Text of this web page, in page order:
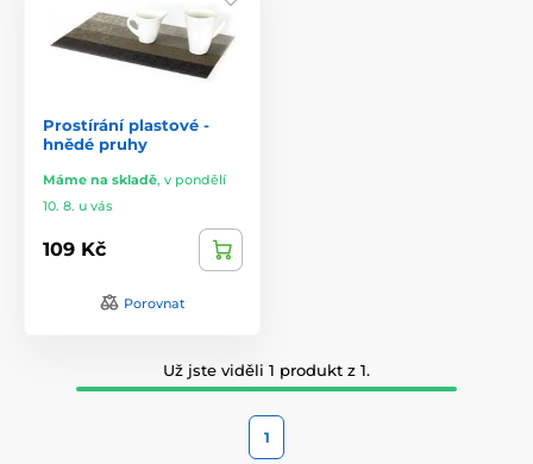
Prostírání plastové -
hnědé pruhy
Máme na skladě, v pondělí
10. 8. u vás
109 Kč
Porovnat
Už jste viděli 1 produkt z 1.
1